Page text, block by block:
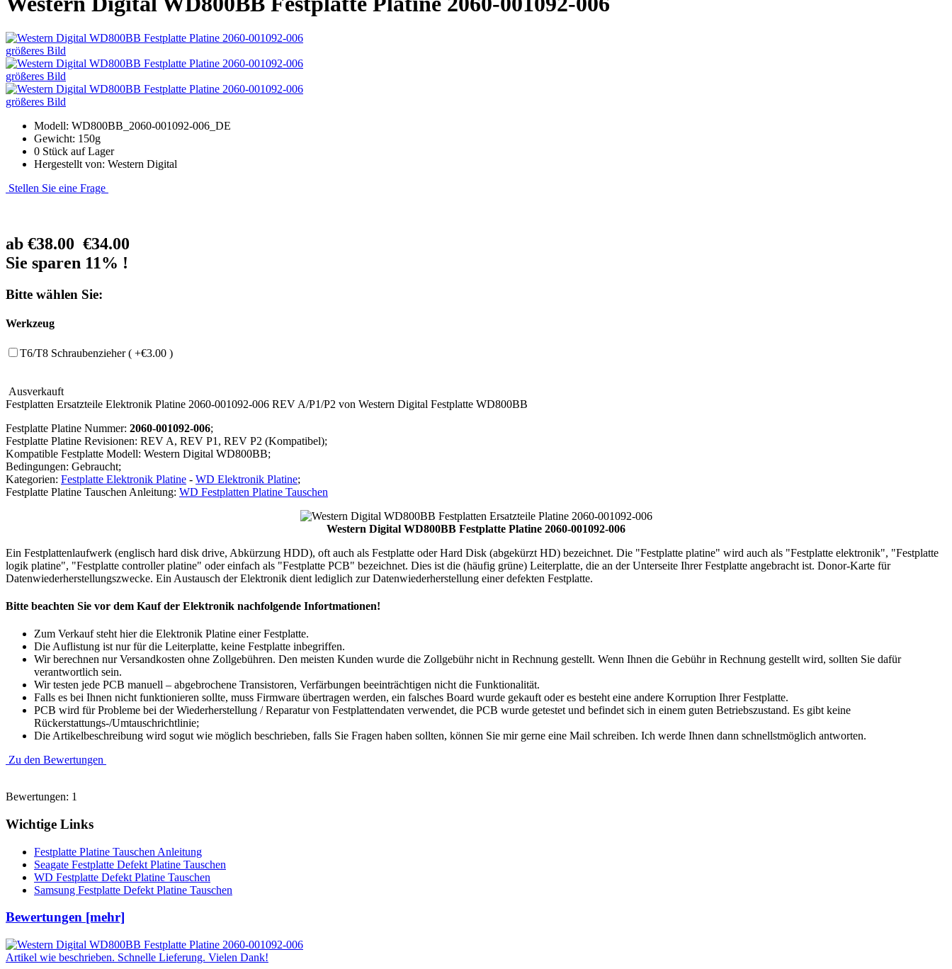
größeres Bild
größeres Bild
größeres Bild
Modell: WD800BB_2060-001092-006_DE
Gewicht: 150g
0 Stück auf Lager
Hergestellt von: Western Digital
Stellen Sie eine Frage
ab €38.00 €34.00
Sie sparen 11% !
Bitte wählen Sie:
Werkzeug
T6/T8 Schraubenzieher ( +€3.00 )
Ausverkauft
Festplatten Ersatzteile Elektronik Platine 2060-001092-006 REV A/P1/P2 von Western Digital Festplatte WD800BB
Festplatte Platine Nummer: 2060-001092-006;
Festplatte Platine Revisionen: REV A, REV P1, REV P2 (Kompatibel);
Kompatible Festplatte Modell: Western Digital WD800BB;
Bedingungen: Gebraucht;
Kategorien: Festplatte Elektronik Platine - WD Elektronik Platine;
Festplatte Platine Tauschen Anleitung: WD Festplatten Platine Tauschen
Western Digital WD800BB Festplatte Platine 2060-001092-006
Ein Festplattenlaufwerk (englisch hard disk drive, Abkürzung HDD), oft auch als Festplatte oder Hard Disk (abgekürzt HD) bezeichnet. Die "Festplatte platine" wird auch als "Festplatte elektronik", "Festplatte
logik platine", "Festplatte controller platine" oder einfach als "Festplatte PCB" bezeichnet. Dies ist die (häufig grüne) Leiterplatte, die an der Unterseite Ihrer Festplatte angebracht ist. Donor-Karte für
Datenwiederherstellungszwecke. Ein Austausch der Elektronik dient lediglich zur Datenwiederherstellung einer defekten Festplatte.
Bitte beachten Sie vor dem Kauf der Elektronik nachfolgende Infortmationen!
Zum Verkauf steht hier die Elektronik Platine einer Festplatte.
Die Auflistung ist nur für die Leiterplatte, keine Festplatte inbegriffen.
Wir berechnen nur Versandkosten ohne Zollgebühren. Den meisten Kunden wurde die Zollgebühr nicht in Rechnung gestellt. Wenn Ihnen die Gebühr in Rechnung gestellt wird, sollten Sie dafür
verantwortlich sein.
Wir testen jede PCB manuell – abgebrochene Transistoren, Verfärbungen beeinträchtigen nicht die Funktionalität.
Falls es bei Ihnen nicht funktionieren sollte, muss Firmware übertragen werden, ein falsches Board wurde gekauft oder es besteht eine andere Korruption Ihrer Festplatte.
PCB wird für Probleme bei der Wiederherstellung / Reparatur von Festplattendaten verwendet, die PCB wurde getestet und befindet sich in einem guten Betriebszustand. Es gibt keine
Rückerstattungs-/Umtauschrichtlinie;
Die Artikelbeschreibung wird sogut wie möglich beschrieben, falls Sie Fragen haben sollten, können Sie mir gerne eine Mail schreiben. Ich werde Ihnen dann schnellstmöglich antworten.
Zu den Bewertungen
Bewertungen: 1
Wichtige Links
Festplatte Platine Tauschen Anleitung
Seagate Festplatte Defekt Platine Tauschen
WD Festplatte Defekt Platine Tauschen
Samsung Festplatte Defekt Platine Tauschen
Bewertungen [mehr]
Artikel wie beschrieben. Schnelle Lieferung. Vielen Dank!